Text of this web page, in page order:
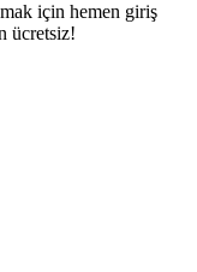
için hemen giriş
ücretsiz!